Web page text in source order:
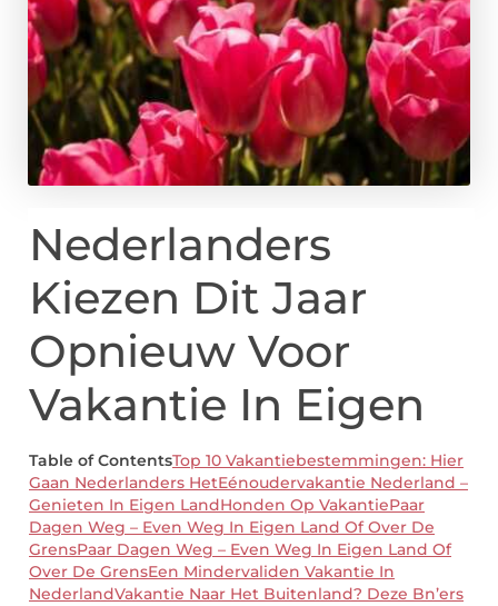
Nederlanders
Kiezen Dit Jaar
Opnieuw Voor
Vakantie In Eigen
Table of ContentsTop 10 Vakantiebestemmingen: Hier
Gaan Nederlanders HetEénoudervakantie Nederland –
Genieten In Eigen LandHonden Op VakantiePaar
Dagen Weg – Even Weg In Eigen Land Of Over De
GrensPaar Dagen Weg – Even Weg In Eigen Land Of
Over De GrensEen Mindervaliden Vakantie In
NederlandVakantie Naar Het Buitenland? Deze Bn’ers